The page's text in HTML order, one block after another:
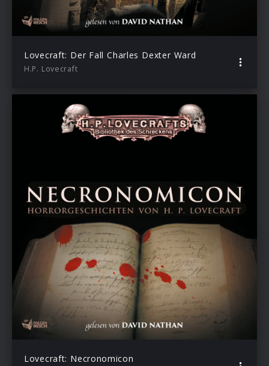
Lovecraft: Der Fall Charles Dexter Ward
H.P. Lovecraft
Lovecraft: Necronomicon